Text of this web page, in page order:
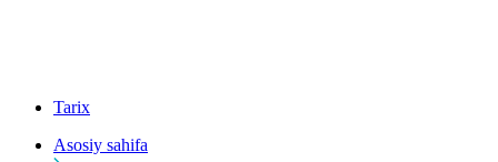
Tarix
Asosiy sahifa